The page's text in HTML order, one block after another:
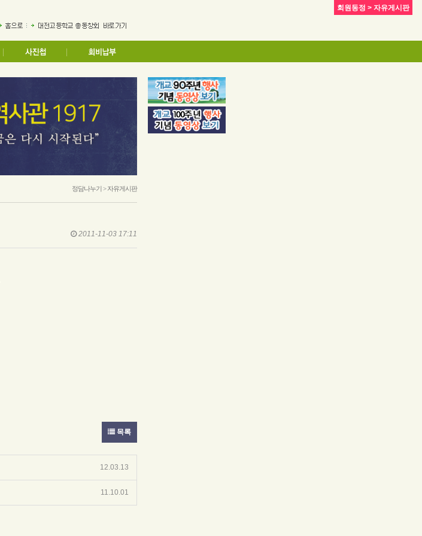
정담나누기 > 자유게시판
회원동정 > 자유게시판
2011-11-03 17:11
목록
12.03.13
11.10.01